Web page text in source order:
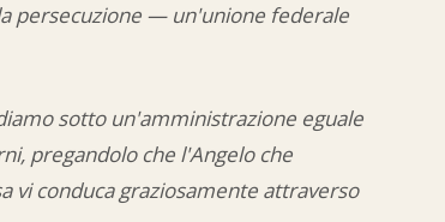
persecuzione — un'unione federale
sotto un'amministrazione eguale
pregandolo che l'Angelo che
vi conduca graziosamente attraverso